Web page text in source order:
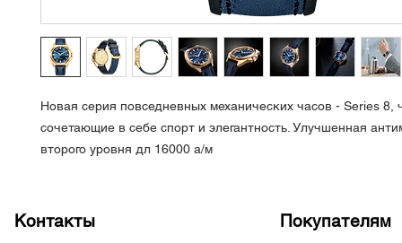
Новая серия повседневных механических часов - Series 8,
сочетающие в себе спорт и элегантность. Улучшенная
второго уровня дл 16000 а/м
Контакты Покупателям